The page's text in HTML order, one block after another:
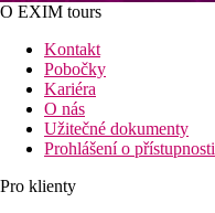
O EXIM tours
Kontakt
Pobočky
Kariéra
O nás
Užitečné dokumenty
Prohlášení o přístupnosti
Pro klienty